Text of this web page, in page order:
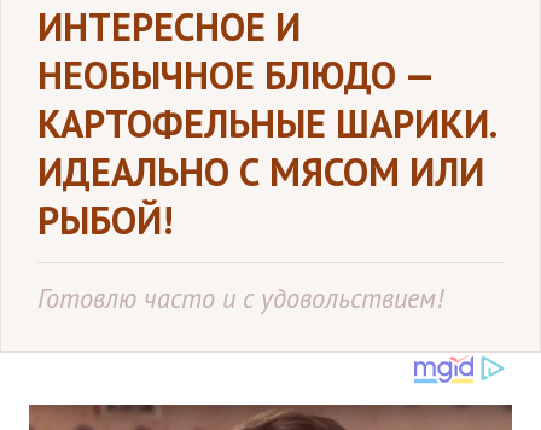
ИНТЕРЕСНОЕ И
НЕОБЫЧНОЕ БЛЮДО —
КАРТОФЕЛЬНЫЕ ШАРИКИ.
ИДЕАЛЬНО С МЯСОМ ИЛИ
РЫБОЙ!
Готовлю часто и с удовольствием!